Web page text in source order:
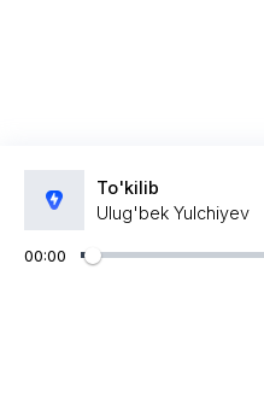
To'kilib
Ulug'bek Yulchiyev
00:00